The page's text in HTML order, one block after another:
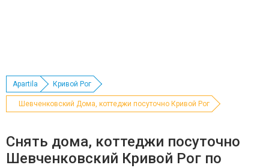
Apartila Кривой Рог
Шевченковский Дома, коттеджи посуточно Кривой Рог
Снять дома, коттеджи посуточно
Шевченковский Кривой Рог по